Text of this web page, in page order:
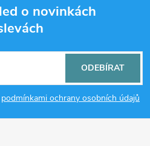
o novinkách
podmínkami ochrany osobních údajů
ODEBÍRAT